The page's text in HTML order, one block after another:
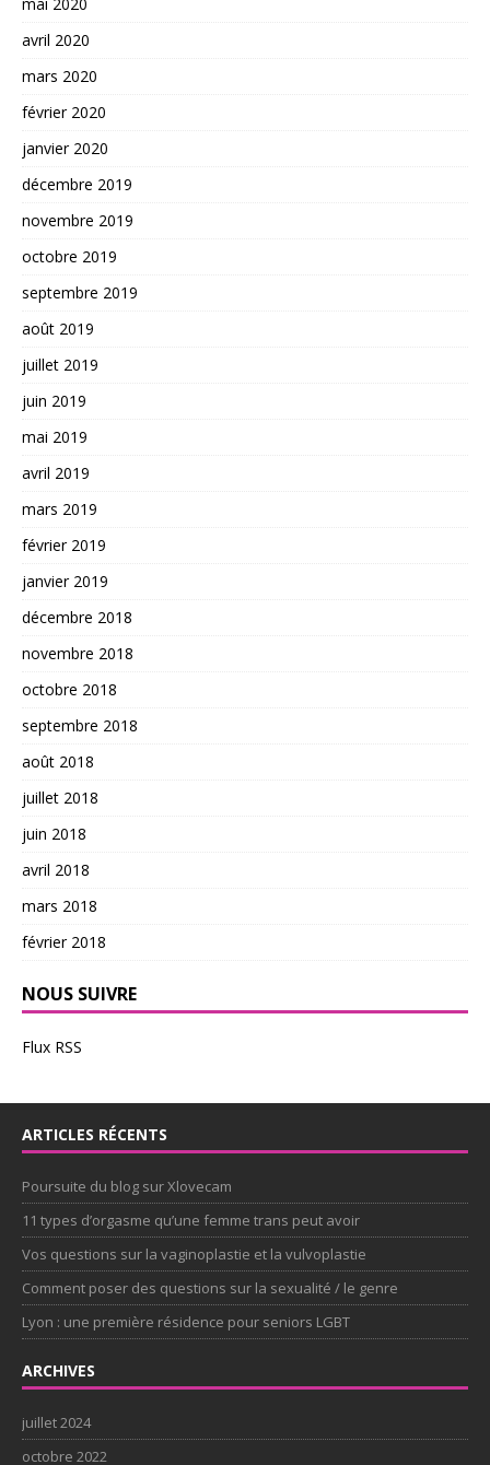
avril 2020
mars 2020
février 2020
janvier 2020
décembre 2019
novembre 2019
octobre 2019
septembre 2019
août 2019
juillet 2019
juin 2019
mai 2019
avril 2019
mars 2019
février 2019
janvier 2019
décembre 2018
novembre 2018
octobre 2018
septembre 2018
août 2018
juillet 2018
juin 2018
avril 2018
mars 2018
février 2018
NOUS SUIVRE
Flux RSS
ARTICLES RÉCENTS
Poursuite du blog sur Xlovecam
11 types d’orgasme qu’une femme trans peut avoir
Vos questions sur la vaginoplastie et la vulvoplastie
Comment poser des questions sur la sexualité / le genre
Lyon : une première résidence pour seniors LGBT
ARCHIVES
juillet 2024
octobre 2022